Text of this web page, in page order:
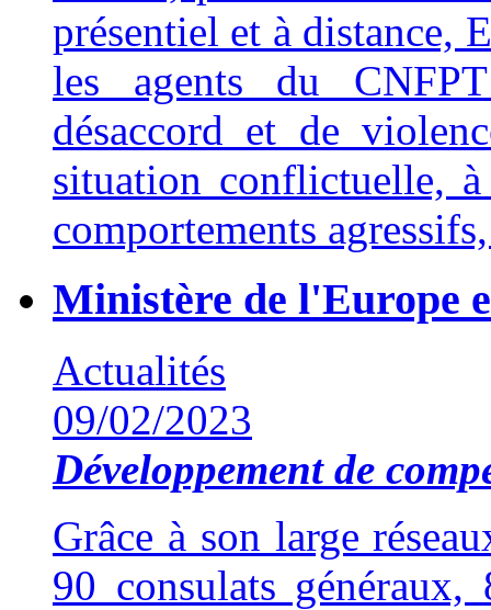
présentiel et à distance,
les agents du
désaccord et de
situation conflictuelle,
comportements
Ministère de l'Europe
Actualités
09/02/2023
Développement de
Grâce à son large
90 consulats